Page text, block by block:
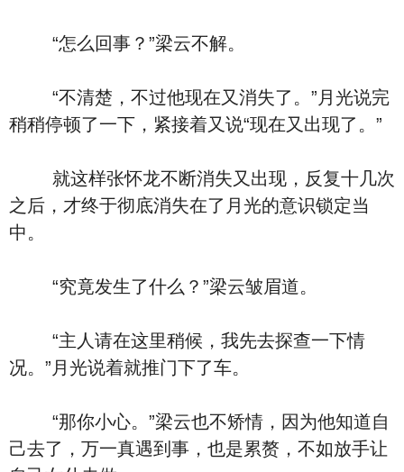
“怎么回事？”梁云不解。
“不清楚，不过他现在又消失了。”月光说完
稍稍停顿了一下，紧接着又说“现在又出现了。”
就这样张怀龙不断消失又出现，反复十几次
之后，才终于彻底消失在了月光的意识锁定当
中。
“究竟发生了什么？”梁云皱眉道。
“主人请在这里稍候，我先去探查一下情
况。”月光说着就推门下了车。
“那你小心。”梁云也不矫情，因为他知道自
己去了，万一真遇到事，也是累赘，不如放手让